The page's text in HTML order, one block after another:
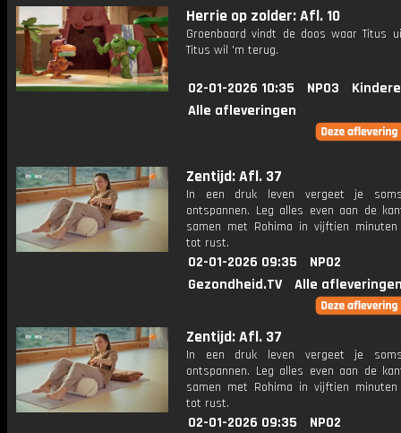
Herrie op zolder: Afl. 10
Groenbaard vindt de doos waar Titus
Titus wil 'm terug.
02-01-2026 10:35 NPO3
Alle afleveringen
Zentijd: Afl. 37
In een druk leven vergeet je
ontspannen. Leg alles even aan de
samen met Rohima in vijftien minuten
tot rust.
02-01-2026 09:35
NPO2
Gezondheid.TV
Alle
Zentijd: Afl. 37
In een druk leven vergeet je
ontspannen. Leg alles even aan de
samen met Rohima in vijftien minuten
tot rust.
02-01-2026 09:35
NPO2